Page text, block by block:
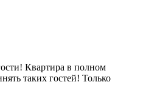
Квартира в полном
таких гостей! Только